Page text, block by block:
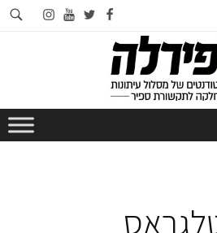
facebook
twitter
youtube
instagram